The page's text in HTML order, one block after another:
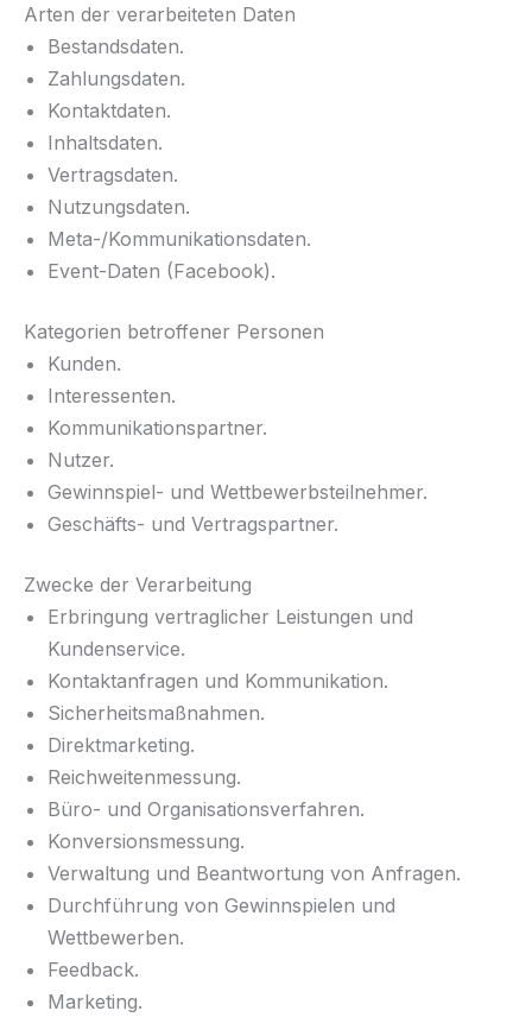
Arten der verarbeiteten Daten
Bestandsdaten.
Zahlungsdaten.
Kontaktdaten.
Inhaltsdaten.
Vertragsdaten.
Nutzungsdaten.
Meta-/Kommunikationsdaten.
Event-Daten (Facebook).
Kategorien betroffener Personen
Kunden.
Interessenten.
Kommunikationspartner.
Nutzer.
Gewinnspiel- und Wettbewerbsteilnehmer.
Geschäfts- und Vertragspartner.
Zwecke der Verarbeitung
Erbringung vertraglicher Leistungen und
Kundenservice.
Kontaktanfragen und Kommunikation.
Sicherheitsmaßnahmen.
Direktmarketing.
Reichweitenmessung.
Büro- und Organisationsverfahren.
Konversionsmessung.
Verwaltung und Beantwortung von Anfragen.
Durchführung von Gewinnspielen und
Wettbewerben.
Feedback.
Marketing.